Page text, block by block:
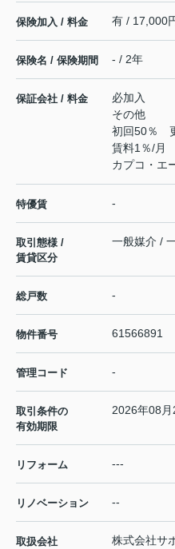
保険加入 / 料金 有 / 17,000
保険名 / 保険期間 - / 2年
保証会社 / 料金
必加入
その他
初回50％
賃料1％/月
カプコ・エ
特優賃 -
取引態様 /
賃貸区分
一般媒介 /
総戸数 -
物件番号 61566891
管理コード -
取引条件の
有効期限
2026年08月
リフォーム ---
リノベーション --
取扱会社
株式会社サ